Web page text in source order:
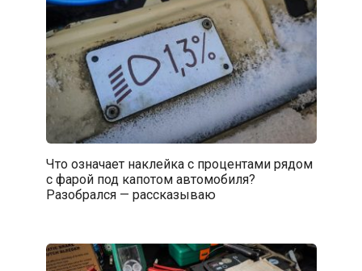
Что означает наклейка с процентами рядом
с фарой под капотом автомобиля?
Разобрался — рассказываю